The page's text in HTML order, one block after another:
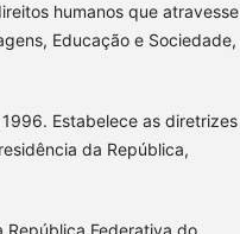
humanos que atravesse
Educação e Sociedade,
Estabelece as diretrizes
da República,